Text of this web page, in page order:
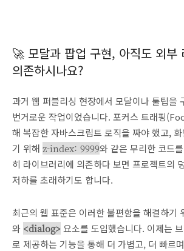
🚀 모달과 팝업 구현, 아직도 외부
의존하시나요?
과거 웹 퍼블리싱 현장에서 모달이나 툴팁을
번거로운 작업이었습니다. 포커스 트래핑
해 복잡한 자바스크립트 로직을 짜야 했고,
기 위해 z-index: 9999와 같은 무리한 코드
히 라이브러리에 의존하다 보면 프로젝트의
저하를 초래하기도 합니다.
최근의 웹 표준은 이러한 불편함을 해결하기
와 <dialog>요소를 도입했습니다. 이제는
로 제공하는 기능을 통해 더 가볍고, 더 빠르